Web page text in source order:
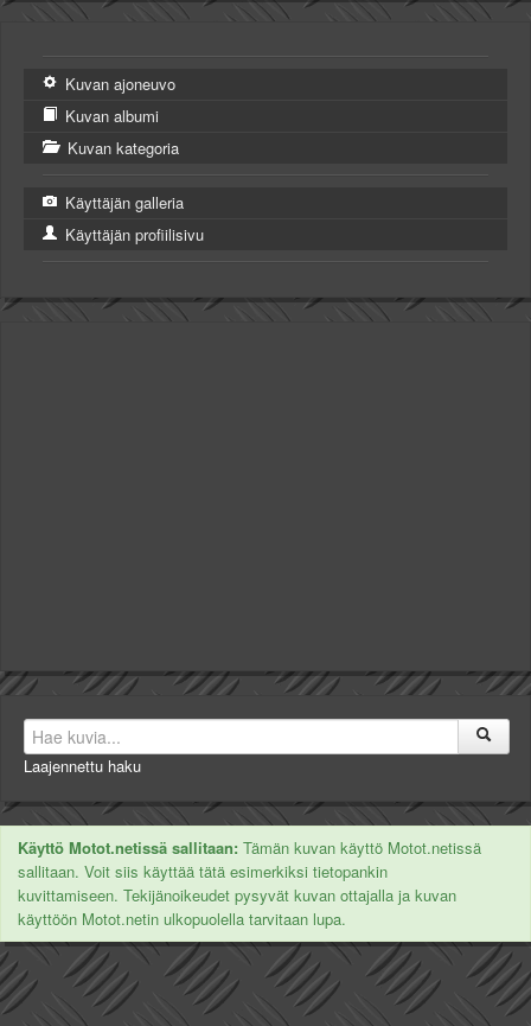
Kuvan ajoneuvo
Kuvan albumi
Kuvan kategoria
Käyttäjän galleria
Käyttäjän profiilisivu
Laajennettu haku
Käyttö Motot.netissä sallitaan: Tämän kuvan käyttö Motot.netissä
sallitaan. Voit siis käyttää tätä esimerkiksi tietopankin
kuvittamiseen. Tekijänoikeudet pysyvät kuvan ottajalla ja kuvan
käyttöön Motot.netin ulkopuolella tarvitaan lupa.